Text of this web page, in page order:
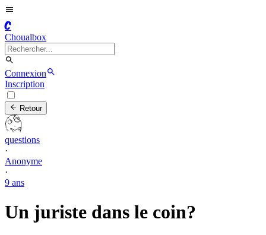
C
Choualbox
Connexion
Inscription
Retour
questions
·
Anonyme
·
9 ans
Un juriste dans le coin?